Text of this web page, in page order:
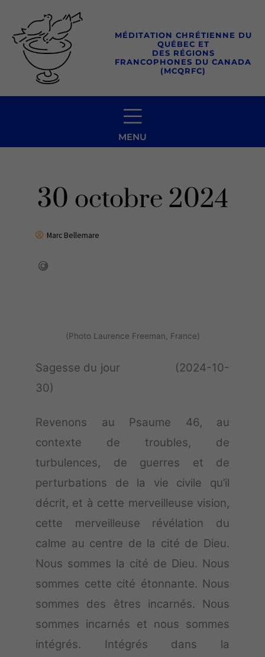
contenu
MÉDITATION CHRÉTIENNE DU
QUÉBEC ET
DES RÉGIONS
FRANCOPHONES DU CANADA
(MCQRFC)
MENU
30 octobre 2024
Marc Bellemare
(Photo Laurence Freeman, France)
Sagesse du jour (2024-10-
30)
Revenons au Psaume 46, au
contexte de troubles, de
turbulences, de guerres et de
perturbations de la vie civile qu’il
décrit, et à cette merveilleuse vision,
cette merveilleuse révélation du
calme au centre de la cité de Dieu.
Nous sommes la cité de Dieu. Nous
sommes cette cité étonnante. Nous
sommes des êtres incarnés. Nous
sommes incarnés et nous sommes
intégrés. Intégrés dans la